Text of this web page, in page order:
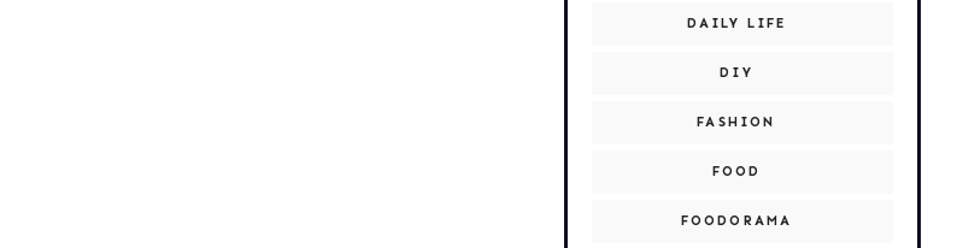
DAILY LIFE
DIY
FASHION
FOOD
FOODORAMA